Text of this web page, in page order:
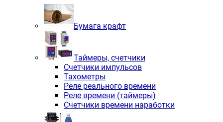
Бумага крафт
Таймеры, счетчики
Счетчики импульсов
Тахометры
Реле реального времени
Реле времени (таймеры)
Счетчики времени наработки